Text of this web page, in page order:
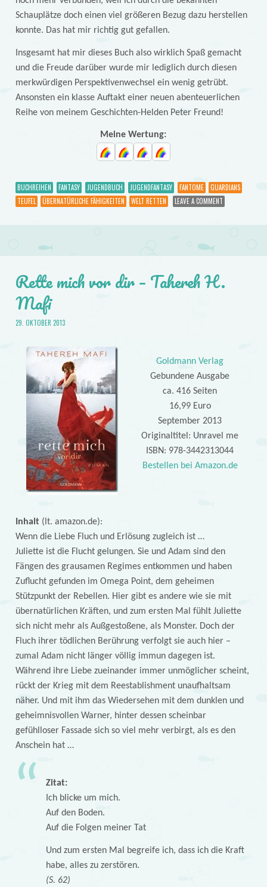
Schauplätze doch einen viel größeren Bezug dazu herstellen
konnte. Das hat mir richtig gut gefallen.
Insgesamt hat mir dieses Buch also wirklich Spaß gemacht
und die Freude darüber wurde mir lediglich durch diesen
merkwürdigen Perspektivenwechsel ein wenig getrübt.
Ansonsten ein klasse Auftakt einer neuen abenteuerlichen
Reihe von meinem Geschichten-Helden Peter Freund!
Meine Wertung:
BUCHREIHEN FANTASY JUGENDBUCH JUGENDFANTASY FANTOME
GUARDIANS
TEUFEL
ÜBERNATÜRLICHE FÄHIGKEITEN WELT RETTEN LEAVE A COMMENT
Rette mich vor dir – Tahereh H.
Mafi
29. OKTOBER 2013
Goldmann Verlag
Gebundene Ausgabe
ca. 416 Seiten
16,99 Euro
September 2013
Originaltitel: Unravel me
ISBN: 978-3442313044
Bestellen bei Amazon.de
Inhalt (lt. amazon.de):
Wenn die Liebe Fluch und Erlösung zugleich ist …
Juliette ist die Flucht gelungen. Sie und Adam sind den
Fängen des grausamen Regimes entkommen und haben
Zuflucht gefunden im Omega Point, dem geheimen
Stützpunkt der Rebellen. Hier gibt es andere wie sie mit
übernatürlichen Kräften, und zum ersten Mal fühlt Juliette
sich nicht mehr als Außgestoßene, als Monster. Doch der
Fluch ihrer tödlichen Berührung verfolgt sie auch hier –
zumal Adam nicht länger völlig immun dagegen ist.
Während ihre Liebe zueinander immer unmöglicher scheint,
rückt der Krieg mit dem Reestablishment unaufhaltsam
näher. Und mit ihm das Wiedersehen mit dem dunklen und
geheimnisvollen Warner, hinter dessen scheinbar
gefühlloser Fassade sich so viel mehr verbirgt, als es den
Anschein hat …
Zitat:
Ich blicke um mich.
Auf den Boden.
Auf die Folgen meiner Tat
Und zum ersten Mal begreife ich, dass ich die Kraft
habe, alles zu zerstören.
(S. 62)